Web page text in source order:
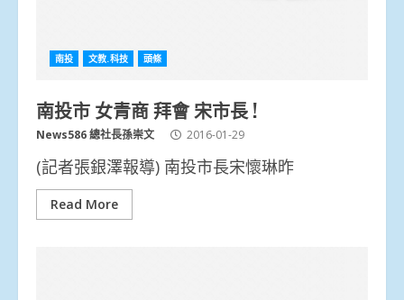
南投 文教.科技 頭條
南投市 女青商 拜會 宋市長 !
News586 總社長孫崇文 2016-01-29
(記者張銀澤報導) 南投市長宋懷琳昨
Read More